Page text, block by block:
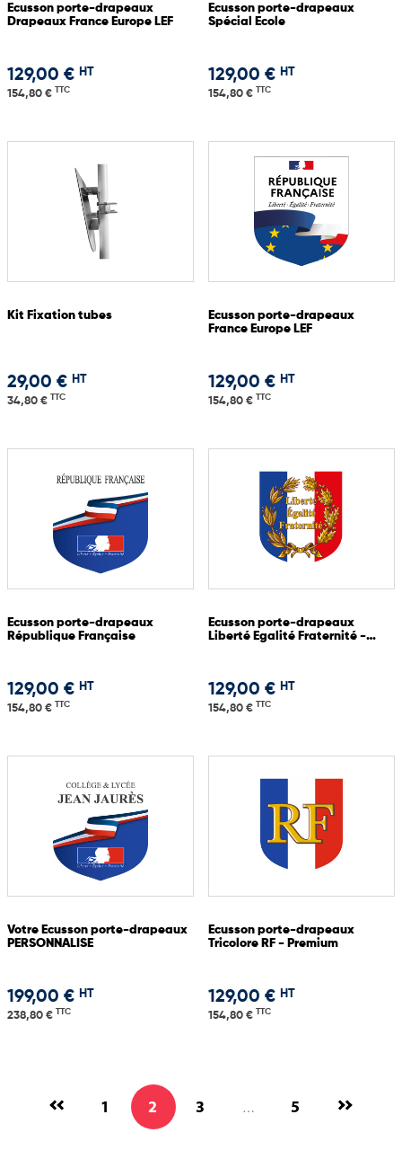
Ecusson porte-drapeaux
Drapeaux France Europe LEF
129,00 € HT
154,80 € TTC
Ecusson porte-drapeaux
Spécial Ecole
129,00 € HT
154,80 € TTC
Kit Fixation tubes
29,00 € HT
34,80 € TTC
Ecusson porte-drapeaux
France Europe LEF
129,00 € HT
154,80 € TTC
Ecusson porte-drapeaux
République Française
129,00 € HT
154,80 € TTC
Ecusson porte-drapeaux
Liberté Egalité Fraternité -
129,00 € HT
154,80 € TTC
Votre Ecusson porte-drapeaux
PERSONNALISE
199,00 € HT
238,80 € TTC
Ecusson porte-drapeaux
Tricolore RF - Premium
129,00 € HT
154,80 € TTC
1 2 3 … 5